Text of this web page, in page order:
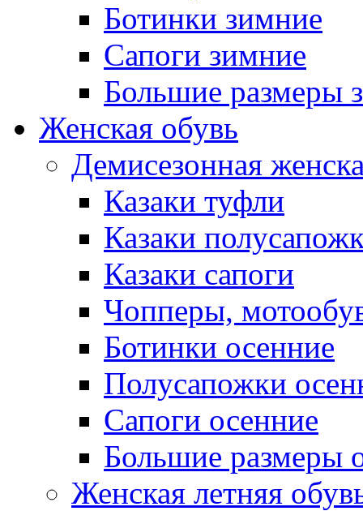
Ботинки зимние
Сапоги зимние
Большие размеры
Женская обувь
Демисезонная
Казаки туфли
Казаки
Казаки сапоги
Чопперы,
Ботинки осенние
Полусапожки
Сапоги осенние
Большие размеры
Женская летняя